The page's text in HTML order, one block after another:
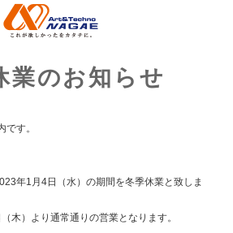
業のお知らせ
す。
年1月4日（水）の期間を冬季休業と致しま
木）より通常通りの営業となります。